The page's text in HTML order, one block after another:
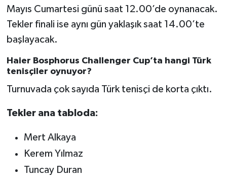
Mayıs Cumartesi günü saat 12.00’de oynanacak.
Tekler finali ise aynı gün yaklaşık saat 14.00’te
başlayacak.
Haier Bosphorus Challenger Cup’ta hangi Türk
tenisçiler oynuyor?
Turnuvada çok sayıda Türk tenisçi de korta çıktı.
Tekler ana tabloda:
Mert Alkaya
Kerem Yılmaz
Tuncay Duran